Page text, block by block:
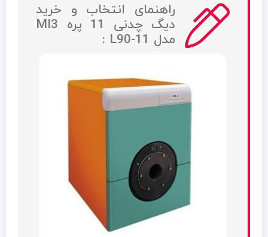
راهنمای انتخاب و خرید
دیگ چدنی 11 پره MI3
مدل L90-11 :